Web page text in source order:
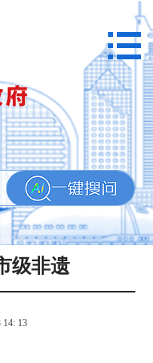
级非遗
14: 13